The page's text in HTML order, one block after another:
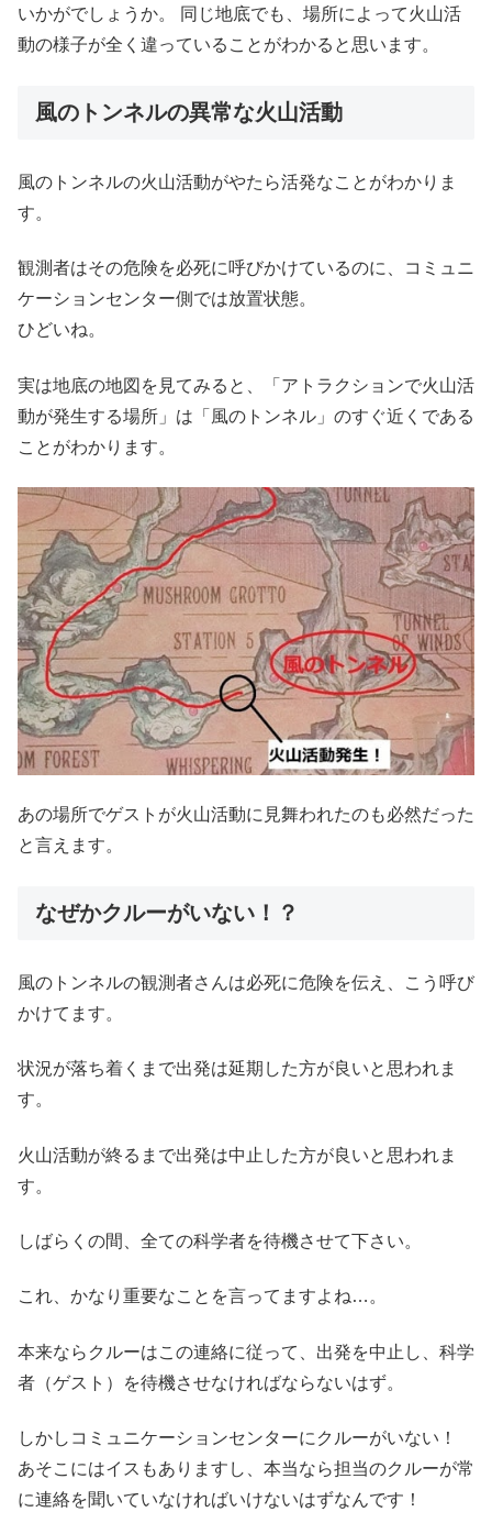
いかがでしょうか。 同じ地底でも、場所によって火山活
動の様子が全く違っていることがわかると思います。
風のトンネルの異常な火山活動
風のトンネルの火山活動がやたら活発なことがわかりま
す。
観測者はその危険を必死に呼びかけているのに、コミュニ
ケーションセンター側では放置状態。
ひどいね。
実は地底の地図を見てみると、「アトラクションで火山活
動が発生する場所」は「風のトンネル」のすぐ近くである
ことがわかります。
あの場所でゲストが火山活動に見舞われたのも必然だった
と言えます。
なぜかクルーがいない！？
風のトンネルの観測者さんは必死に危険を伝え、こう呼び
かけてます。
状況が落ち着くまで出発は延期した方が良いと思われま
す。
火山活動が終るまで出発は中止した方が良いと思われま
す。
しばらくの間、全ての科学者を待機させて下さい。
これ、かなり重要なことを言ってますよね…。
本来ならクルーはこの連絡に従って、出発を中止し、科学
者（ゲスト）を待機させなければならないはず。
しかしコミュニケーションセンターにクルーがいない！
あそこにはイスもありますし、本当なら担当のクルーが常
に連絡を聞いていなければいけないはずなんです！